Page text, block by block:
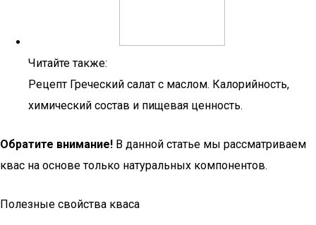
Читайте также:
Рецепт Греческий салат с маслом. Калорийность,
химический состав и пищевая ценность.
Обратите внимание! В данной статье мы рассматриваем
квас на основе только натуральных компонентов.
Полезные свойства кваса